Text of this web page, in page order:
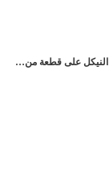
النيكل على قطعة من…